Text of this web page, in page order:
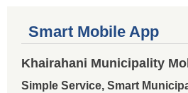
Smart Mobile App
Khairahani Municipality
Simple Service, Smart